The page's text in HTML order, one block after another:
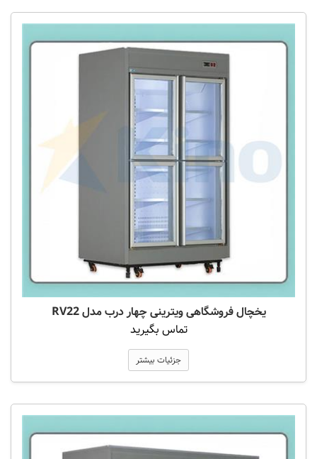
یخچال فروشگاهی ویترینی چهار درب مدل RV22
تماس بگیرید
جزئیات بیشتر